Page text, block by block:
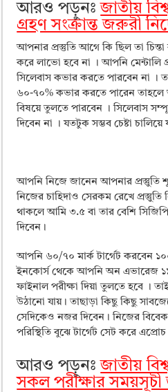
আরও পড়ুনঃজাতীয়
গ্রহণ সংক্রান্ত জরুরী
আপনার প্রস্তুতি আগে কি ছিল তা চিন্তা
করে লাভো হবে না । আপনি
সিলেবাস কভার করতে পারবেন না ।
৬০-৭০% কভার করতে পারেন তাহলে
বিষয়ে তুলতে পারবেন । সিলেবাস
দিবেন না । যতটুক সম্ভব চেষ্টা চালিয়ে
আপনি নিজে জানেন আপনার প্রস্তুুতি
নিজের চাহিদাও সেরকম রেখে
থাকলে আমি ৩.৫ বা তার বেশি
দিবেন।
আপনি ৬০/৭০ মার্ক টার্গেট করবেন
ইনকোর্স থেকে আপনি অন এভারেজ
ফাইনাল পরীক্ষা দিয়া তুলতে হবে ।
উঠানো যায়। তাছাড়া কিছু কিছু
সেদিকেও নজর দিবেন। নিজের বিবেক
পরিস্থিতি বুঝে টার্গেট সেট করে
আরও পড়ুনঃজাতীয়
সকল পরীক্ষার